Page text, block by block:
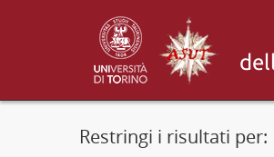
Restringi i risultati per: